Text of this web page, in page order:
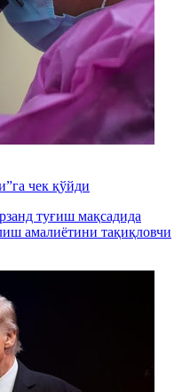
чек қўйди
туғиш мақсадида
амалиётини тақиқловчи